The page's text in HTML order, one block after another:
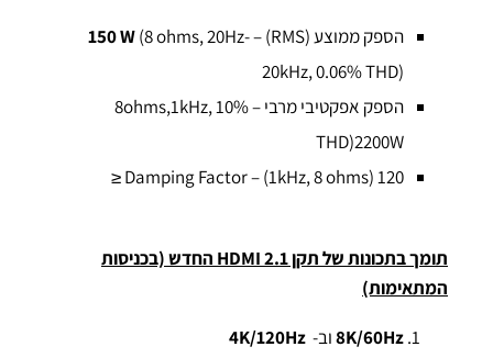
הספק ממוצע (RMS) – 150 W(8 ohms, 20Hz-
20kHz, 0.06% THD)
הספק אפקטיבי מרבי – 8ohms,1kHz, 10%
THD)2200W
Damping Factor – (1kHz, 8 ohms) 120 ≤
תומך בתכונות של תקן HDMI 2.1 החדש (בכניסות
המתאימות)
8K/60Hzוב- 4K/120Hz